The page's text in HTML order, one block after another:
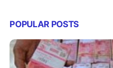
POPULAR POSTS